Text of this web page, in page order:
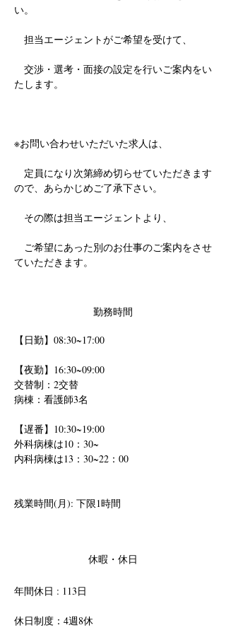
い。
担当エージェントがご希望を受けて、
交渉・選考・面接の設定を行いご案内をい
たします。
※お問い合わせいただいた求人は、
定員になり次第締め切らせていただきます
ので、あらかじめご了承下さい。
その際は担当エージェントより、
ご希望にあった別のお仕事のご案内をさせ
ていただきます。
勤務時間
【日勤】08:30~17:00
【夜勤】16:30~09:00
交替制：2交替
病棟：看護師3名
【遅番】10:30~19:00
外科病棟は10：30~
内科病棟は13：30~22：00
残業時間(月): 下限1時間
休暇・休日
年間休日 : 113日
休日制度：4週8休